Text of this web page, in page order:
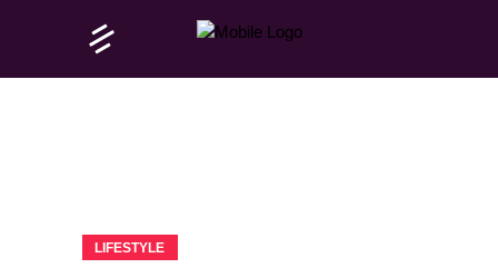
LIFESTYLE